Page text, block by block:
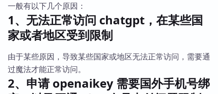
一般有以下几个原因：
1、无法正常访问 chatgpt，在某些国
家或者地区受到限制
由于某些原因，导致某些国家或地区无法正常访问，需要通
过魔法才能正常访问。
2、申请 openaikey 需要国外手机号绑